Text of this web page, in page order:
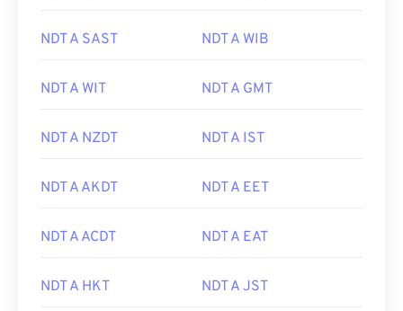
NDT A SAST NDT A WIB
NDT A WIT NDT A GMT
NDT A NZDT NDT A IST
NDT A AKDT NDT A EET
NDT A ACDT NDT A EAT
NDT A HKT NDT A JST